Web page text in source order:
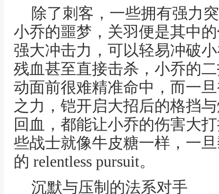
除了刺客，一些拥有强力
小乔的噩梦，关羽便是其中
强大冲击力，可以轻易冲破
残血甚至直接击杀，小乔的
动面前很难精准命中，而一
之力，铠开启大招后的格挡
回血，都能让小乔的伤害大
些战士就像牛皮糖一样，一
的 relentless pursuit。
沉默与压制的法系对手